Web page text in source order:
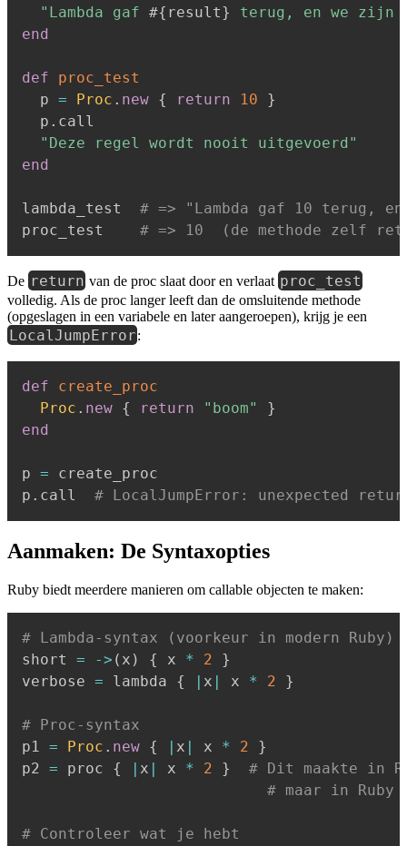
"Lambda gaf #{ result}
terug, en we zijn
end
def
proc_test
  p
= Proc . new { return 10
}
  p
. call
"Deze regel wordt nooit uitgevoerd"
end
lambda_test # => "Lambda gaf 10 terug,
proc_test # => 10  (de methode zelf
De return van de proc slaat door en verlaat proc_test
volledig. Als de proc langer leeft dan de omsluitende methode
(opgeslagen in een variabele en later aangeroepen), krijg je een
LocalJumpError:
def
create_proc
Proc . new { return "boom"
}
end
p = create_proc
p . call # LocalJumpError: unexpected
Aanmaken: De Syntaxopties
Ruby biedt meerdere manieren om callable objecten te maken:
# Lambda-syntax (voorkeur in modern Ruby)
short = -> ( x ) { x * 2
}
verbose = lambda { | x | x * 2 }
# Proc-syntax
p1 = Proc . new { | x | x * 2
}
p2 = proc { | x | x * 2 }
# Dit maakte in
# maar in
# Controleer wat je hebt